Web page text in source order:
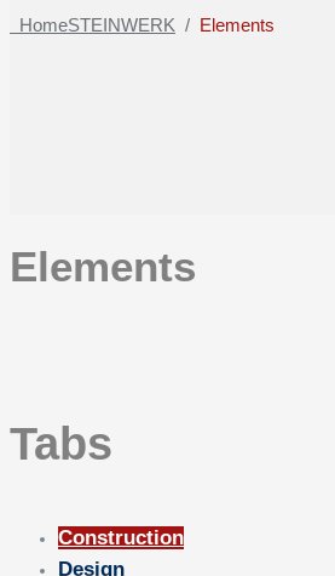
HomeSTEINWERK / Elements
Elements
Tabs
Construction
Design